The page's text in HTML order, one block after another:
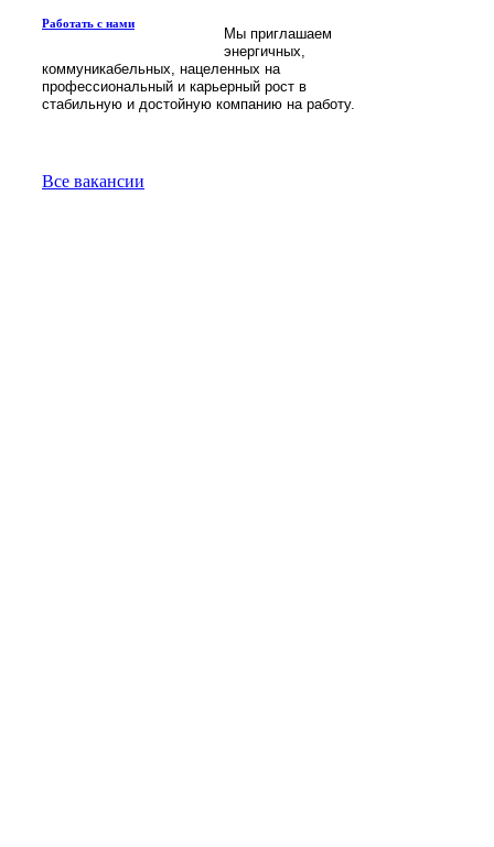
Работать с нами
Мы приглашаем
энергичных,
коммуникабельных, нацеленных на
профессиональный и карьерный рост в
стабильную и достойную компанию на работу.
Все вакансии